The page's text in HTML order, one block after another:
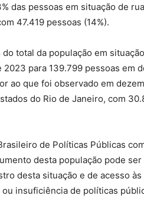
das pessoas em situação de
47.419 pessoas (14%).
total da população em
para 139.799 pessoas em
ao que foi observado em
do Rio de Janeiro, com
de Políticas Públicas
desta população pode
desta situação e de acesso
insuficiência de políticas